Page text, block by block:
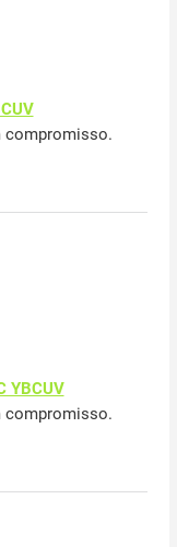
compromisso.
YBCUV
compromisso.